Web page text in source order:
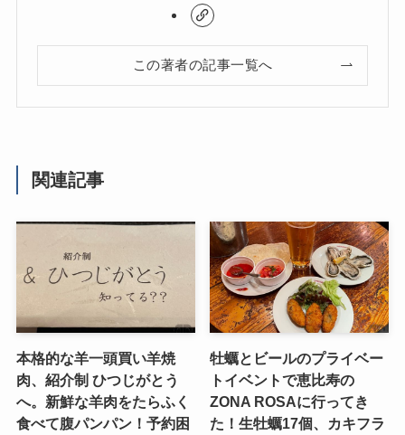
この著者の記事一覧へ
関連記事
本格的な羊一頭買い羊焼
肉、紹介制 ひつじがとう
へ。新鮮な羊肉をたらふく
食べて腹パンパン！予約困
牡蠣とビールのプライベー
トイベントで恵比寿の
ZONA ROSAに行ってき
た！生牡蠣17個、カキフラ